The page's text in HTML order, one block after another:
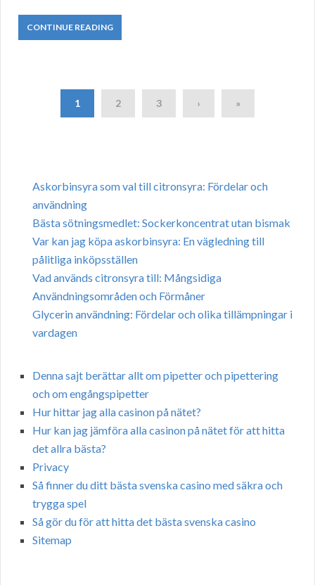
CONTINUE READING
1 2 3 › »
Askorbinsyra som val till citronsyra: Fördelar och
användning
Bästa sötningsmedlet: Sockerkoncentrat utan bismak
Var kan jag köpa askorbinsyra: En vägledning till
pålitliga inköpsställen
Vad används citronsyra till: Mångsidiga
Användningsområden och Förmåner
Glycerin användning: Fördelar och olika tillämpningar i
vardagen
Denna sajt berättar allt om pipetter och pipettering
och om engångspipetter
Hur hittar jag alla casinon på nätet?
Hur kan jag jämföra alla casinon på nätet för att hitta
det allra bästa?
Privacy
Så finner du ditt bästa svenska casino med säkra och
trygga spel
Så gör du för att hitta det bästa svenska casino
Sitemap